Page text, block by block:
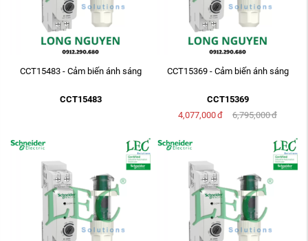
CCT15483 - Cảm biến ánh sáng
CCT15483
CCT15369 - Cảm biến ánh sáng
CCT15369
4,077,000đ 6,795,000đ